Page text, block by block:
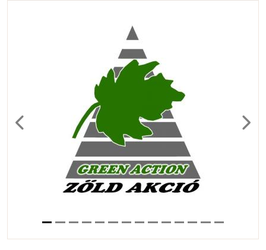
Previous Next